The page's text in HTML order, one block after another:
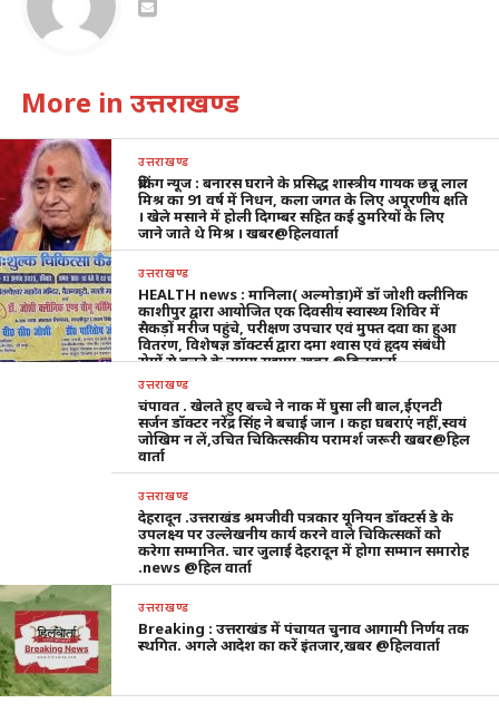
More in उत्तराखण्ड
उत्तराखण्ड
ब्रेकिंग न्यूज : बनारस घराने के प्रसिद्ध शास्त्रीय गायक छन्नू लाल
मिश्र का 91 वर्ष में निधन, कला जगत के लिए अपूरणीय क्षति
। खेले मसाने में होली दिगम्बर सहित कई ठुमरियों के लिए
जाने जाते थे मिश्र । खबर@हिलवार्ता
उत्तराखण्ड
HEALTH news : मानिला( अल्मोड़ा)में डॉ जोशी क्लीनिक
काशीपुर द्वारा आयोजित एक दिवसीय स्वास्थ्य शिविर में
सैकड़ों मरीज पहुंचे, परीक्षण उपचार एवं मुफ्त दवा का हुआ
वितरण, विशेषज्ञ डॉक्टर्स द्वारा दमा श्वास एवं हृदय संबंधी
रोगों से बचने के उपाय सुझाए,खबर @हिलवार्ता
उत्तराखण्ड
चंपावत . खेलते हुए बच्चे ने नाक में घुसा ली बाल,ईएनटी
सर्जन डॉक्टर नरेंद्र सिंह ने बचाई जान । कहा घबराएं नहीं,स्वयं
जोखिम न लें,उचित चिकित्सकीय परामर्श जरूरी खबर@हिल
वार्ता
उत्तराखण्ड
देहरादून .उत्तराखंड श्रमजीवी पत्रकार यूनियन डॉक्टर्स डे के
उपलक्ष्य पर उल्लेखनीय कार्य करने वाले चिकित्सकों को
करेगा सम्मानित. चार जुलाई देहरादून में होगा सम्मान समारोह
.news @हिल वार्ता
उत्तराखण्ड
Breaking : उत्तराखंड में पंचायत चुनाव आगामी निर्णय तक
स्थगित. अगले आदेश का करें इंतजार,खबर @हिलवार्ता